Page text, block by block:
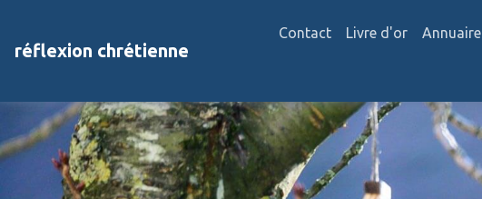
réflexion chrétienne
Contact Livre d'or Annuaire